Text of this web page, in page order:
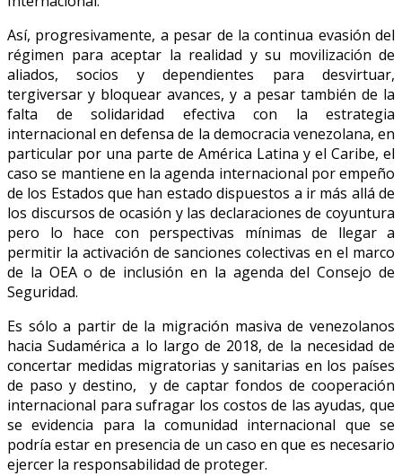
Así, progresivamente, a pesar de la continua evasión del
régimen para aceptar la realidad y su movilización de
aliados, socios y dependientes para desvirtuar,
tergiversar y bloquear avances, y a pesar también de la
falta de solidaridad efectiva con la estrategia
internacional en defensa de la democracia venezolana, en
particular por una parte de América Latina y el Caribe, el
caso se mantiene en la agenda internacional por empeño
de los Estados que han estado dispuestos a ir más allá de
los discursos de ocasión y las declaraciones de coyuntura
pero lo hace con perspectivas mínimas de llegar a
permitir la activación de sanciones colectivas en el marco
de la OEA o de inclusión en la agenda del Consejo de
Seguridad.
Es sólo a partir de la migración masiva de venezolanos
hacia Sudamérica a lo largo de 2018, de la necesidad de
concertar medidas migratorias y sanitarias en los países
de paso y destino, y de captar fondos de cooperación
internacional para sufragar los costos de las ayudas, que
se evidencia para la comunidad internacional que se
podría estar en presencia de un caso en que es necesario
ejercer la responsabilidad de proteger.